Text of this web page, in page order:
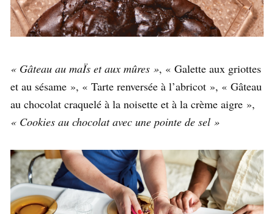
« Gâteau au maÏs et aux mûres », « Galette aux griottes
et au sésame », « Tarte renversée à l’abricot », « Gâteau
au chocolat craquelé à la noisette et à la crème aigre »,
« Cookies au chocolat avec une pointe de sel »